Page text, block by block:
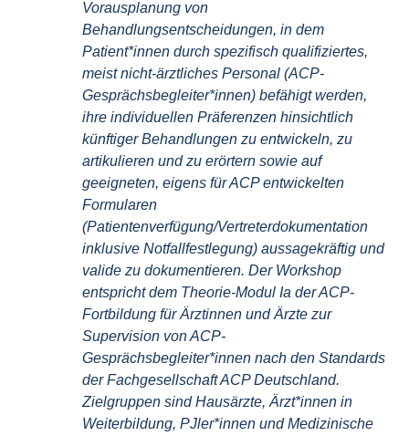
Vorausplanung von
Behandlungsentscheidungen, in dem
Patient*innen durch spezifisch qualifiziertes,
meist nicht-ärztliches Personal (ACP-
Gesprächsbegleiter*innen) befähigt werden,
ihre individuellen Präferenzen hinsichtlich
künftiger Behandlungen zu entwickeln, zu
artikulieren und zu erörtern sowie auf
geeigneten, eigens für ACP entwickelten
Formularen
(Patientenverfügung/Vertreterdokumentation
inklusive Notfallfestlegung) aussagekräftig und
valide zu dokumentieren. Der Workshop
entspricht dem Theorie-Modul Ia der ACP-
Fortbildung für Ärztinnen und Ärzte zur
Supervision von ACP-
Gesprächsbegleiter*innen nach den Standards
derFachgesellschaft ACP Deutschland.
Zielgruppen sind Hausärzte, Ärzt*innen in
Weiterbildung, PJler*innen und Medizinische